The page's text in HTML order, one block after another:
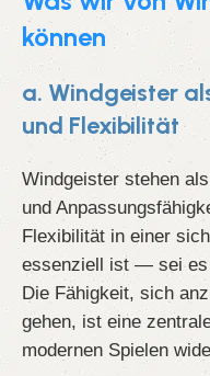
können
a. Windgeister
und Flexibilität
Windgeister stehen
und
Flexibilität in einer
essenziell ist — sei es
Die Fähigkeit, sich
gehen, ist eine
modernen Spielen